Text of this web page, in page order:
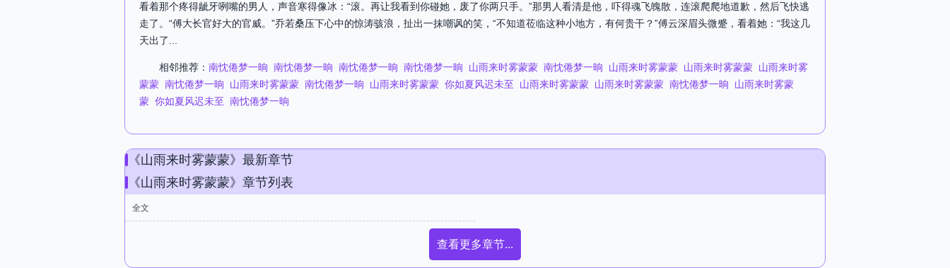
看着那个疼得龇牙咧嘴的男人，声音寒得像冰：“滚。再让我看到你碰她，废了你两只手。”那男人看清是他，吓得魂飞魄散，连滚爬爬地道歉，然后飞快逃
走了。“傅大长官好大的官威。”乔若桑压下心中的惊涛骇浪，扯出一抹嘲讽的笑，“不知道莅临这种小地方，有何贵干？”傅云深眉头微蹙，看着她：“我这几
天出了...
相邻推荐： 南忱倦梦一晌 南忱倦梦一晌 南忱倦梦一晌 南忱倦梦一晌 山雨来时雾蒙蒙 南忱倦梦一晌 山雨来时雾蒙蒙 山雨来时雾蒙蒙 山雨来时雾
蒙蒙 南忱倦梦一晌 山雨来时雾蒙蒙 南忱倦梦一晌 山雨来时雾蒙蒙 你如夏风迟未至 山雨来时雾蒙蒙 山雨来时雾蒙蒙 南忱倦梦一晌
山雨来时雾蒙
蒙 你如夏风迟未至 南忱倦梦一晌
《山雨来时雾蒙蒙》最新章节
《山雨来时雾蒙蒙》章节列表
全文
查看更多章节...